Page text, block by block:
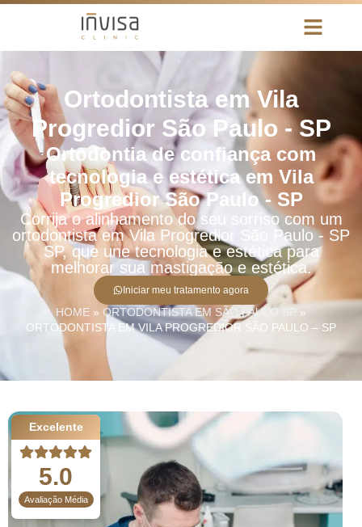
Ortodontista em Vila
Progredior São Paulo - SP
Ortodontia de confiança com
tecnologia e estética em Vila
Progredior São Paulo - SP
Corrija o alinhamento do seu sorriso com um
ortodontista em Vila Progredior São Paulo - SP
SP, que une tecnologia e estética para
melhorar sua mastigação e estética.
Iniciar meu tratamento agora
HOME » ORTODONTISTA EM SÃO PAULO SP »
ORTODONTISTA EM VILA PROGREDIOR SÃO PAULO – SP
Excelente
5.0
Avaliação Média